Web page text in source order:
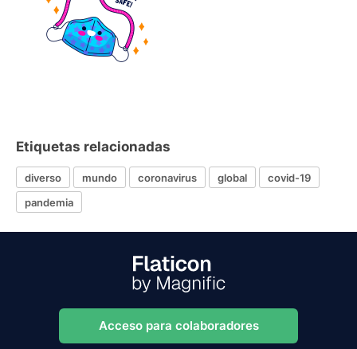
Etiquetas relacionadas
diverso mundo coronavirus global
covid-19
pandemia
Acceso para colaboradores